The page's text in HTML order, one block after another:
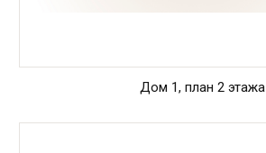
Дом 1, план 2 этажа